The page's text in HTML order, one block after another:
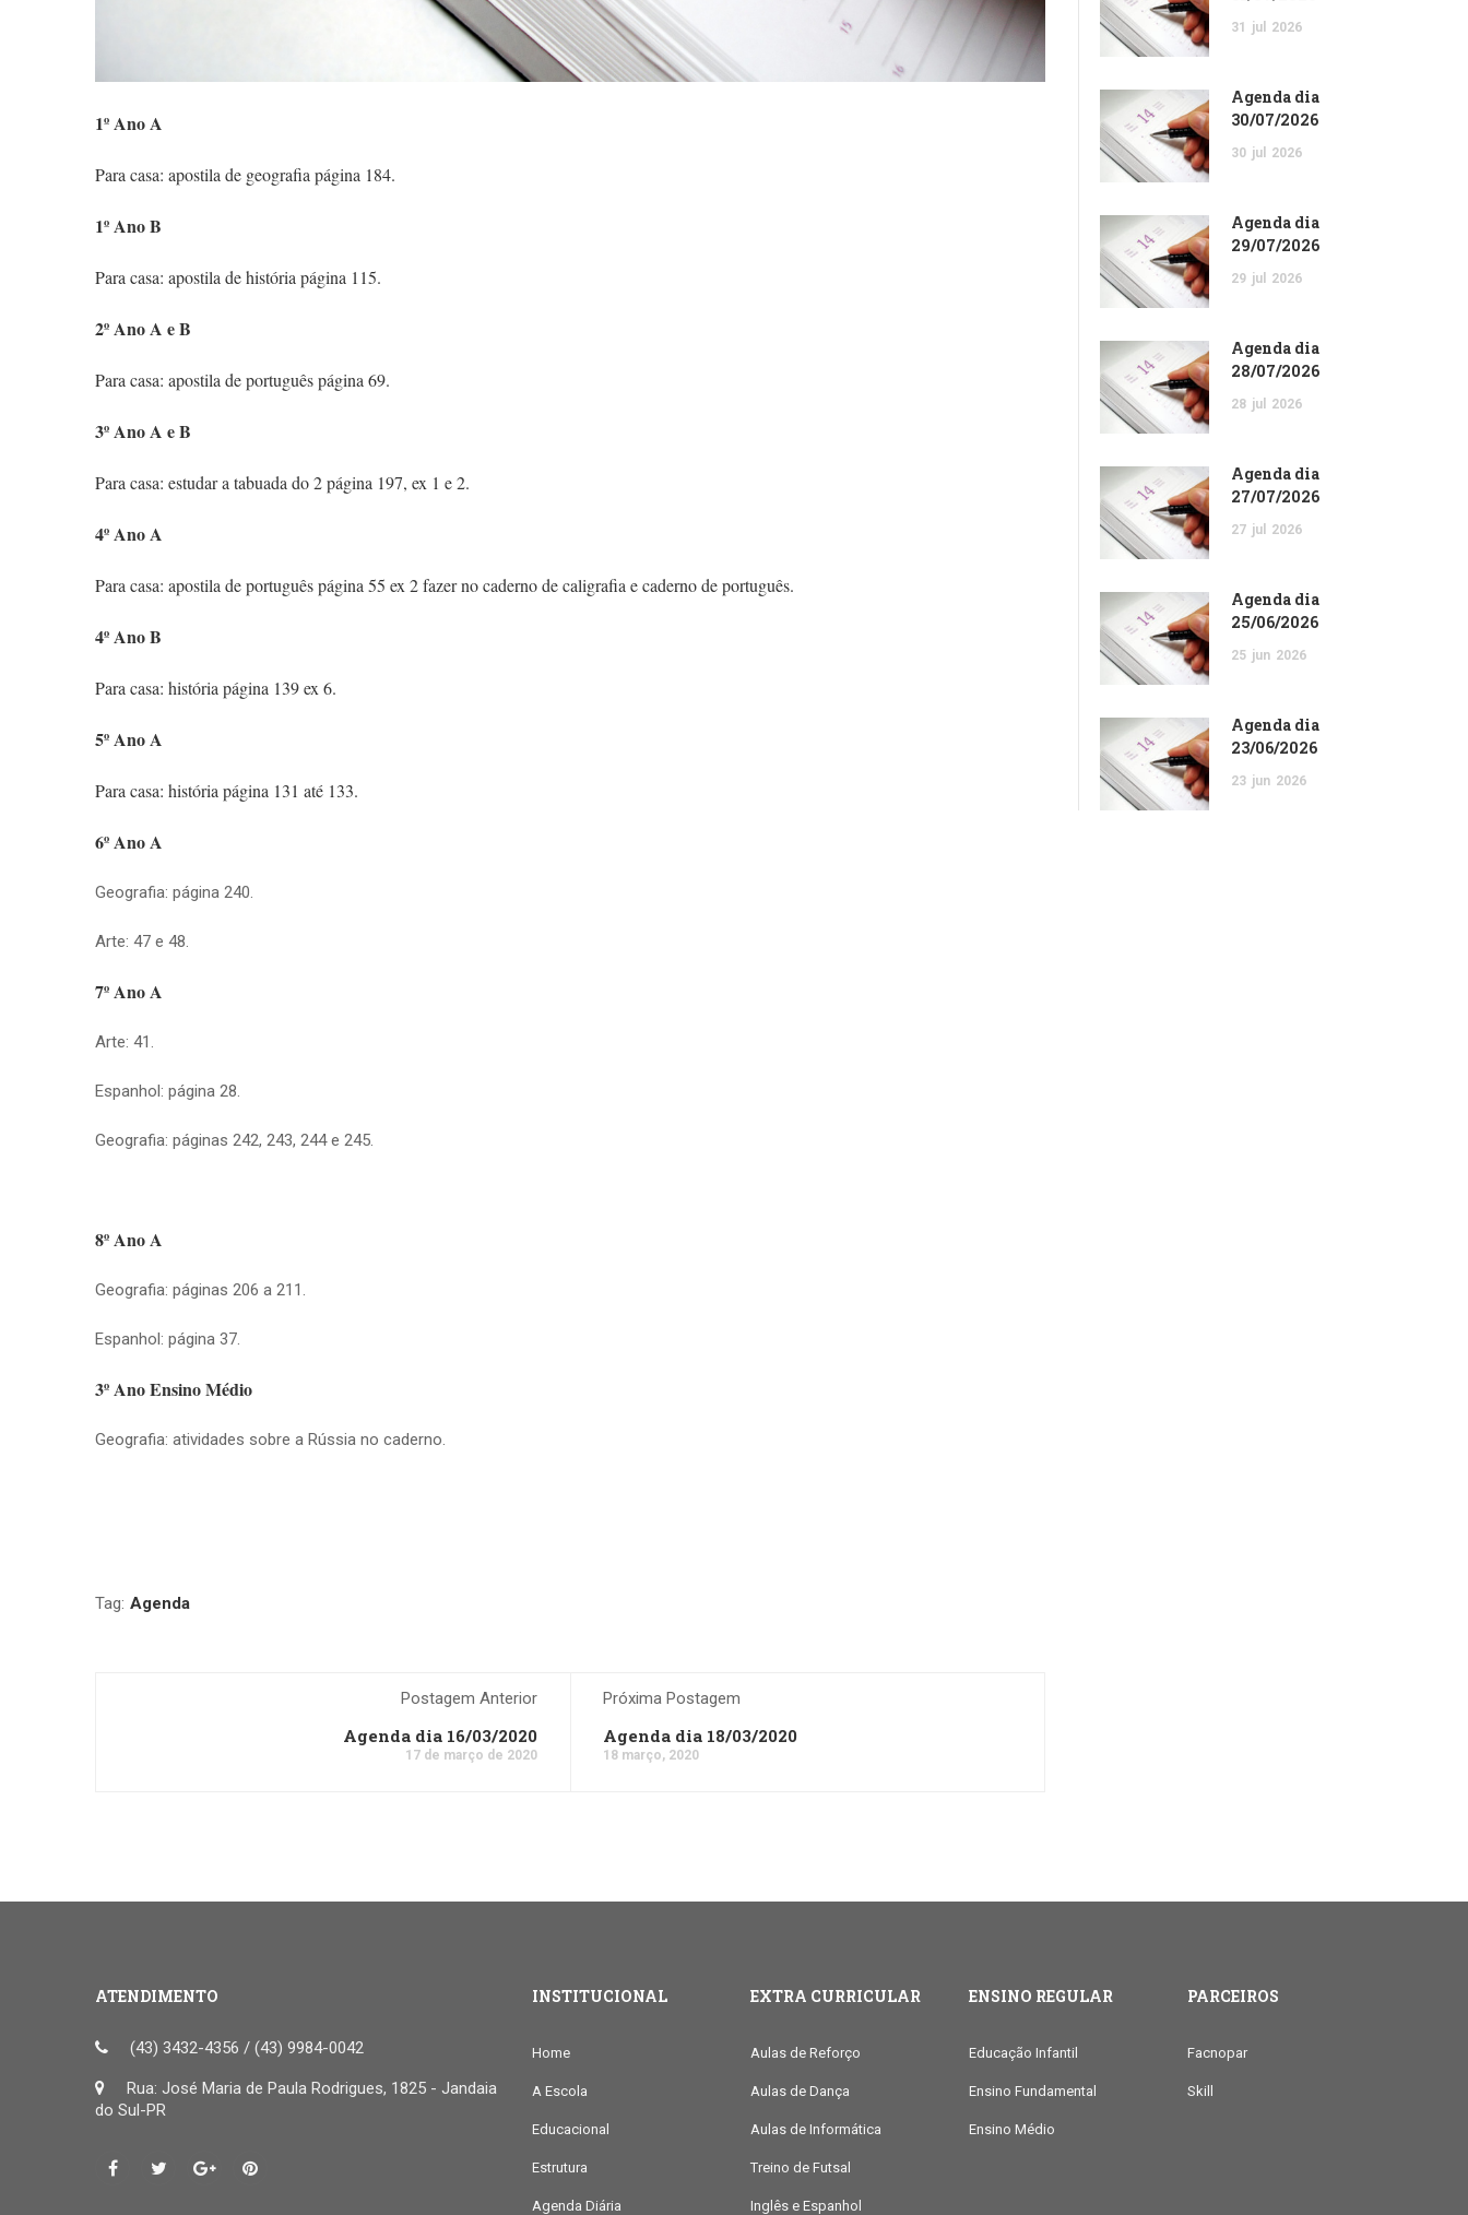
1º Ano A
Para casa: apostila de geografia página 184.
1º Ano B
Para casa: apostila de história página 115.
2º Ano A e B
Para casa: apostila de português página 69.
3º Ano A e B
Para casa: estudar a tabuada do 2 página 197, ex 1 e 2.
4º Ano A
Para casa: apostila de português página 55 ex 2 fazer no caderno de caligrafia e caderno de português.
4º Ano B
Para casa: história página 139 ex 6.
5º Ano A
Para casa: história página 131 até 133.
6º Ano A
Geografia: página 240.
Arte: 47 e 48.
7º Ano A
Arte: 41.
Espanhol: página 28.
Geografia: páginas 242, 243, 244 e 245.
8º Ano A
Geografia: páginas 206 a 211.
Espanhol: página 37.
3º Ano Ensino Médio
Geografia: atividades sobre a Rússia no caderno.
Tag: Agenda
Postagem Anterior
Agenda dia 16/03/2020
17 de março de 2020
Próxima Postagem
Agenda dia 18/03/2020
18 março, 2020
31 jul 2026
Agenda dia
30/07/2026
30 jul 2026
Agenda dia
29/07/2026
29 jul 2026
Agenda dia
28/07/2026
28 jul 2026
Agenda dia
27/07/2026
27 jul 2026
Agenda dia
25/06/2026
25 jun 2026
Agenda dia
23/06/2026
23 jun 2026
ATENDIMENTO
(43) 3432-4356 / (43) 9984-0042
Rua: José Maria de Paula Rodrigues, 1825 - Jandaia
do Sul-PR
INSTITUCIONAL
Home
A Escola
Educacional
Estrutura
Agenda Diária
EXTRA CURRICULAR
Aulas de Reforço
Aulas de Dança
Aulas de Informática
Treino de Futsal
Inglês e Espanhol
ENSINO REGULAR
Educação Infantil
Ensino Fundamental
Ensino Médio
PARCEIROS
Facnopar
Skill